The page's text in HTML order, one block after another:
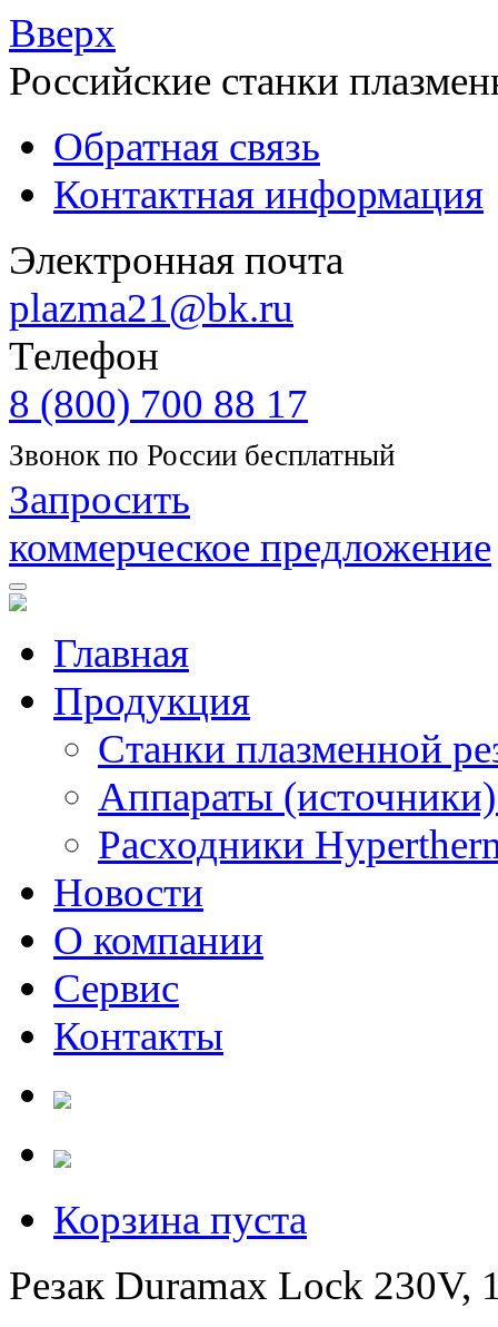
Вверх
Российские станки
Обратная связь
Контактная информация
Электронная почта
plazma21@bk.ru
Телефон
8 (800) 700 88 17
Звонок по России бесплатный
Запросить
коммерческое предложение
Главная
Продукция
Станки плазменной
Аппараты
Расходники
Новости
О компании
Сервис
Контакты
Корзина пуста
Резак Duramax Lock 230V,